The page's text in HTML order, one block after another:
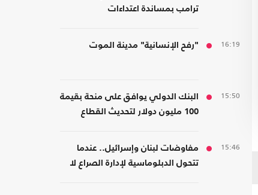
ترامب بمساندة اعتداءات
16:19 "رفح الإنسانية" مدينة الموت
15:50
البنك الدولي يوافق على منحة بقيمة
100 مليون دولار لتحديث القطاع
15:46
مفاوضات لبنان وإسرائيل.. عندما
تتحول الدبلوماسية لإدارة الصراع لا